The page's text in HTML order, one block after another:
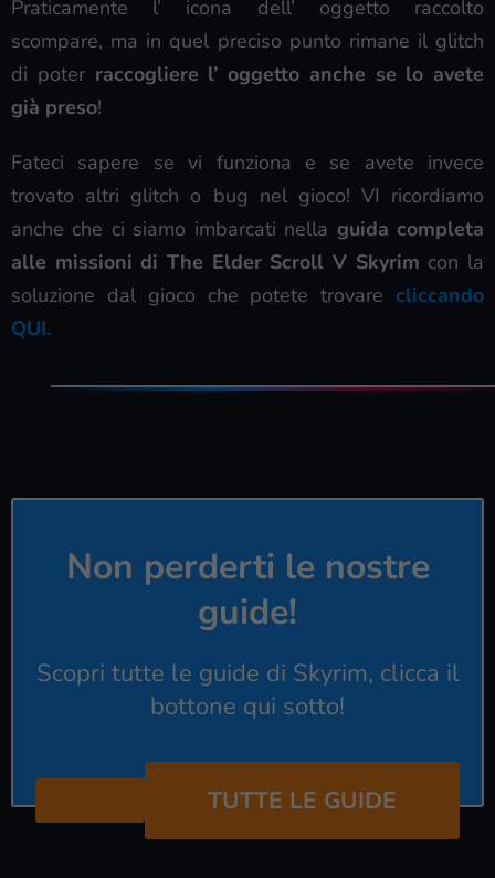
Praticamente l’ icona dell’ oggetto raccolto
scompare, ma in quel preciso punto rimane il glitch
di poter raccogliere l’ oggetto anche se lo avete
già preso!
Fateci sapere se vi funziona e se avete invece
trovato altri glitch o bug nel gioco! VI ricordiamo
anche che ci siamo imbarcati nella guida completa
alle missioni di The Elder Scroll V Skyrim con la
soluzione dal gioco che potete trovare cliccando
QUI.
Non perderti le nostre
guide!
Scopri tutte le guide di Skyrim, clicca il
bottone qui sotto!
TUTTE LE GUIDE